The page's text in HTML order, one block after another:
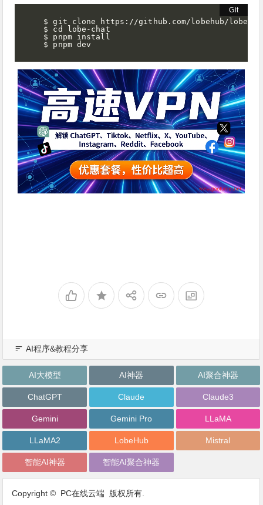
$ git clone https://github.com/lobehub/lobe-
$ cd lobe-chat
$ pnpm install
$ pnpm dev
AI程序&教程分享
AI大模型 AI神器 AI聚合神器
ChatGPT Claude Claude3
Gemini Gemini Pro LLaMA
LLaMA2 LobeHub Mistral
智能AI神器 智能AI聚合神器
Copyright © PC在线云端 版权所有.